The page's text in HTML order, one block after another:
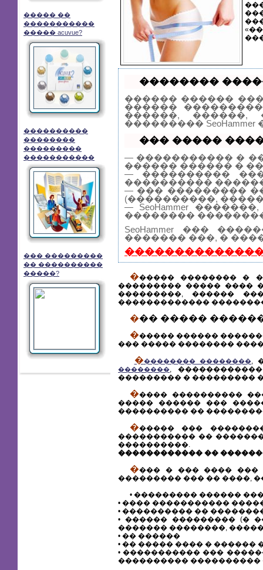
����� ��
�����������
����� acuvue?
����������
��������
���������
�����������
��� ���������
�� ����������
�����?
��������
������ ������
������
������, ������,
���������
��� �����
— ����������� �
������ ������ �
— ����������
����������
— ��� ���������
(����������,
— SeoHammer
��������
SeoHammer ���
������� ���, �
������ �������� �
��������� ����� ����
���������, ������
�������������
��� �����
������ ������
��� ����� ��������
��������� �������� ,
�������� ,
��������� � ���������
����� ����������
����� ������ ���
���������� ��
������ ���
����������� ��
����������.
������������ ��
���� � ��� ���� ���
��������� ��� �� ����,
• ��������� ������
• ���� �����������
• ���������� ��
• ������ ��������� (�
������� ��������,
• �� ������
• �� ����� ���� �
• ����������� ���
���������� ����������